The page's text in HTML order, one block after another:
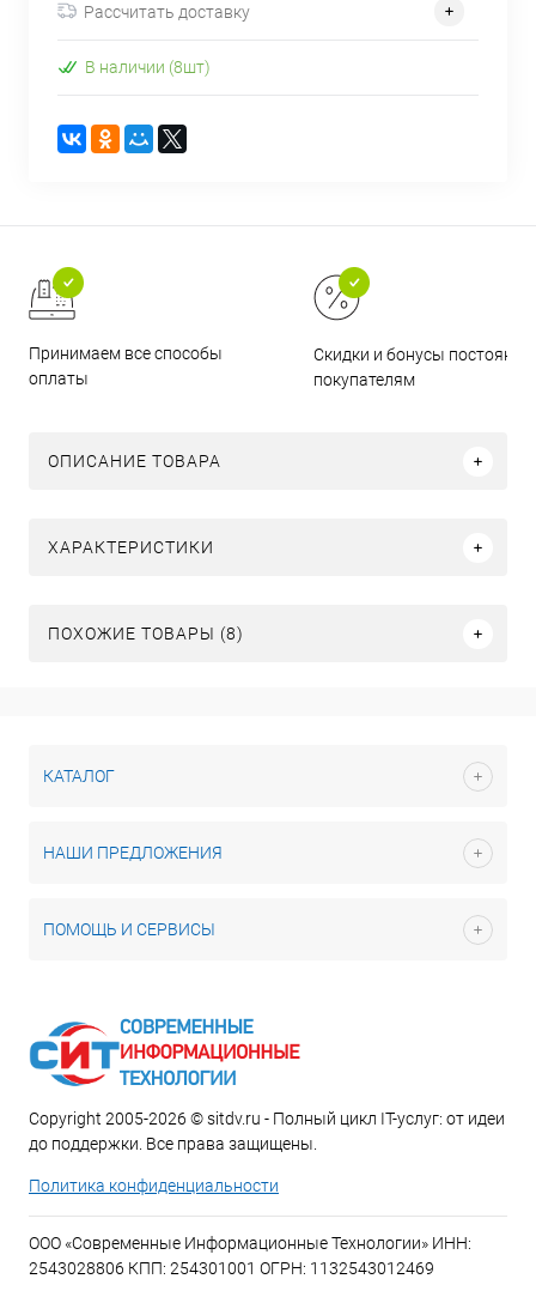
Рассчитать доставку
В наличии (8шт)
Принимаем все способы
оплаты
Скидки и бонусы
покупателям
ОПИСАНИЕ ТОВАРА
ХАРАКТЕРИСТИКИ
ПОХОЖИЕ ТОВАРЫ (8)
КАТАЛОГ
НАШИ ПРЕДЛОЖЕНИЯ
ПОМОЩЬ И СЕРВИСЫ
Copyright 2005-2026 © sitdv.ru - Полный цикл IT-услуг: от идеи
до поддержки. Все права защищены.
Политика конфиденциальности
ООО «Современные Информационные Технологии» ИНН:
2543028806 КПП: 254301001 ОГРН: 1132543012469